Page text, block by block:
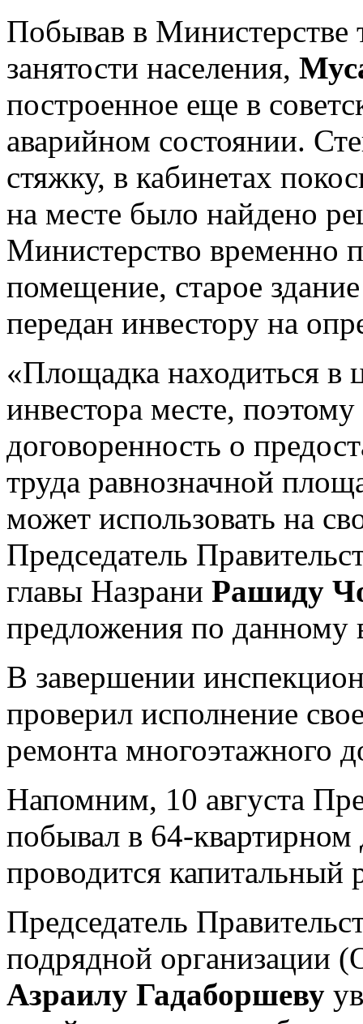
Побывав в Министерстве
занятости населения,
построенное еще в
аварийном состоянии.
стяжку, в кабинетах
на месте было найдено
Министерство временно
помещение, старое
передан инвестору на
«Площадка находиться в
инвестора месте,
договоренность о
труда равнозначной
может использовать на
Председатель
главы Назрани Рашиду
предложения по данному
В завершении
проверил исполнение
ремонта многоэтажного
Напомним, 10 августа
побывал в 64-
проводится капитальный
Председатель
подрядной
Азраилу Гадаборшеву